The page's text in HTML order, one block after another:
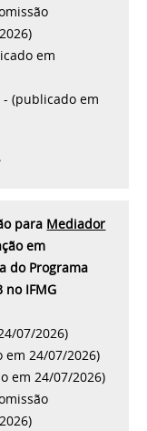
em
- (publicado em
para Mediador
em
do Programa
no IFMG
07/2026)
em 24/07/2026)
em 24/07/2026)